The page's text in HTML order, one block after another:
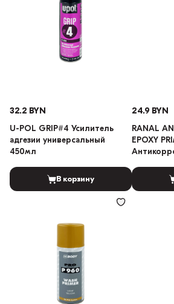
32.2 BYN
U-POL GRIP#4 Усилитель
адгезии универсальный
450мл
В корзину
24.9 BYN
RANAL
EPOXY